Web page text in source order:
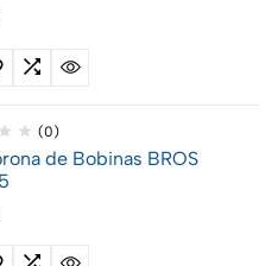
(0)
de Bobinas BROS